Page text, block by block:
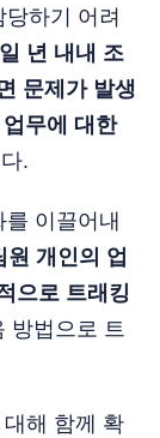
하기 어려
년 내내 조
문제가 발생
무에 대한
.
이끌어내
개인의 업
으로 트래킹
방법으로 트
해 함께 확